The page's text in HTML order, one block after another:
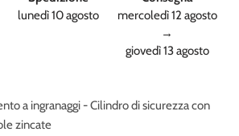
lunedì 10 agosto
mercoledì 12 agosto
→
giovedì 13 agosto
a ingranaggi - Cilindro di sicurezza con
zincate